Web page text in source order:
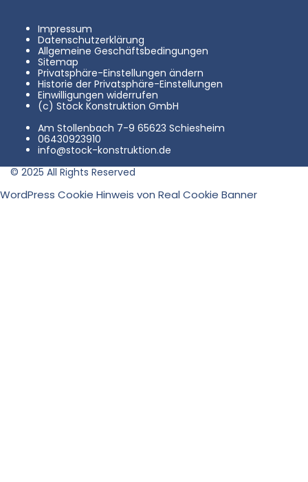
Impressum
Datenschutzerklärung
Allgemeine Geschäftsbedingungen
Sitemap
Privatsphäre-Einstellungen ändern
Historie der Privatsphäre-Einstellungen
Einwilligungen widerrufen
(c) Stock Konstruktion GmbH
Am Stollenbach 7-9 65623 Schiesheim
06430923910
info@stock-konstruktion.de
© 2025 All Rights Reserved
WordPress Cookie Hinweis von Real Cookie Banner